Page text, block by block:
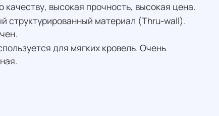
качеству, высокая прочность, высокая цена.
структурированный материал (Thru-wall).
для мягких кровель. Очень